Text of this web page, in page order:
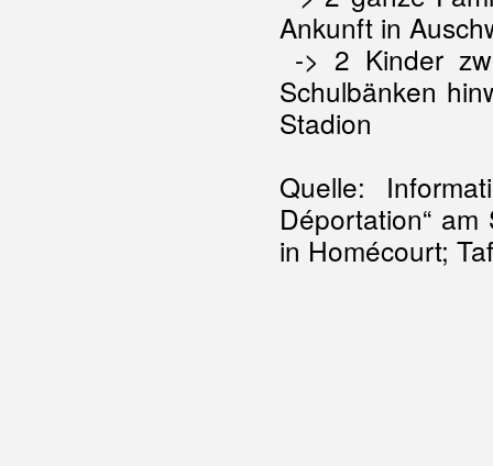
Ankunft in
-> 2 Kinder
Schulbänken
Stadion
Quelle:
Déportation“
in Homécourt;